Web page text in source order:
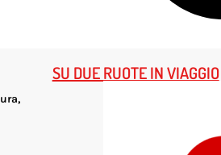
SU DUE RUOTE IN VIAGGIO